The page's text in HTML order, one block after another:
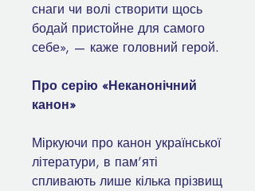
снаги чи волі створити щось
бодай пристойне для самого
себе», — каже головний герой.
Про серію «Неканонічний
канон»
Міркуючи про канон української
літератури, в пам’яті
спливають лише кілька прізвищ